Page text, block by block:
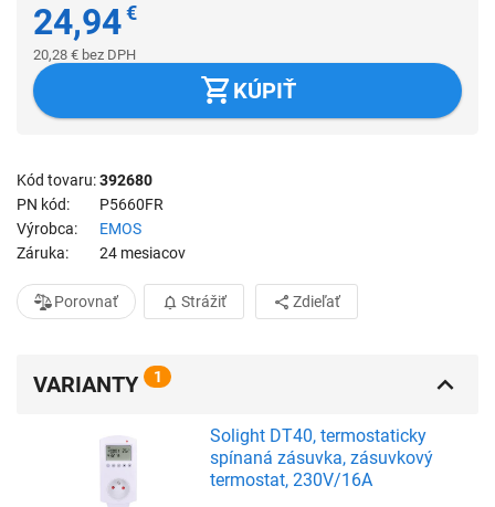
24,94€
20,28 € bez DPH
KÚPIŤ
Kód tovaru 392680
PN kód
P5660FR
Výrobca
EMOS
Záruka
24 mesiacov
Porovnať Strážiť Zdieľať
VARIANTY 1
Solight DT40, termostaticky
spínaná zásuvka, zásuvkový
termostat, 230V/16A